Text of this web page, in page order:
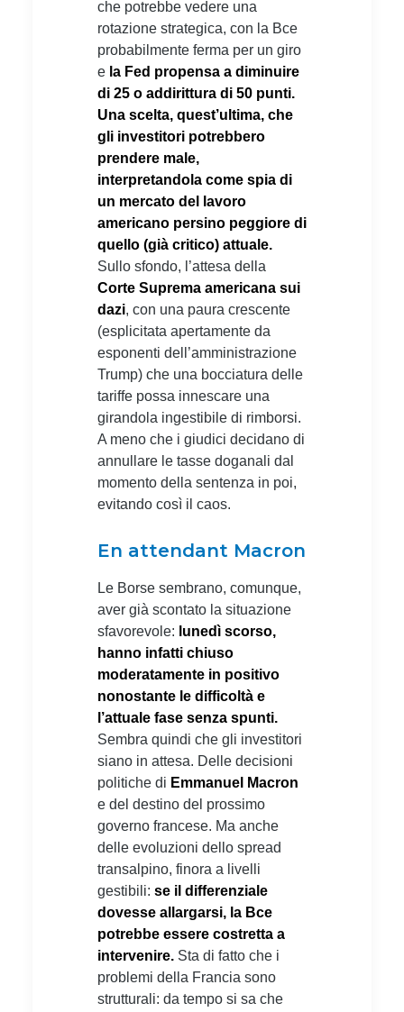
che potrebbe vedere una
rotazione strategica, con la Bce
probabilmente ferma per un giro
e la Fed propensa a diminuire
di 25 o addirittura di 50 punti.
Una scelta, quest’ultima, che
gli investitori potrebbero
prendere male,
interpretandola come spia di
un mercato del lavoro
americano persino peggiore di
quello (già critico) attuale.
Sullo sfondo, l’attesa della
Corte Suprema americana sui
dazi, con una paura crescente
(esplicitata apertamente da
esponenti dell’amministrazione
Trump) che una bocciatura delle
tariffe possa innescare una
girandola ingestibile di rimborsi.
A meno che i giudici decidano di
annullare le tasse doganali dal
momento della sentenza in poi,
evitando così il caos.
En attendant Macron
Le Borse sembrano, comunque,
aver già scontato la situazione
sfavorevole: lunedì scorso,
hanno infatti chiuso
moderatamente in positivo
nonostante le difficoltà e
l’attuale fase senza spunti.
Sembra quindi che gli investitori
siano in attesa. Delle decisioni
politiche di Emmanuel Macron
e del destino del prossimo
governo francese. Ma anche
delle evoluzioni dello spread
transalpino, finora a livelli
gestibili: se il differenziale
dovesse allargarsi, la Bce
potrebbe essere costretta a
intervenire. Sta di fatto che i
problemi della Francia sono
strutturali: da tempo si sa che